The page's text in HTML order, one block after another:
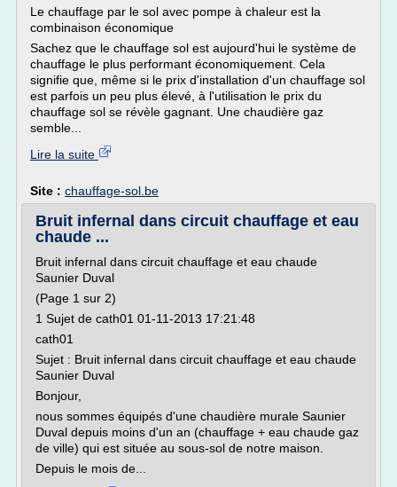
Le chauffage par le sol avec pompe à chaleur est la
combinaison économique
Sachez que le chauffage sol est aujourd'hui le système de
chauffage le plus performant économiquement. Cela
signifie que, même si le prix d'installation d'un chauffage sol
est parfois un peu plus élevé, à l'utilisation le prix du
chauffage sol se révèle gagnant. Une chaudière gaz
semble...
Lire la suite
Site : chauffage-sol.be
Bruit infernal dans circuit chauffage et eau
chaude ...
Bruit infernal dans circuit chauffage et eau chaude
Saunier Duval
(Page 1 sur 2)
1 Sujet de cath01 01-11-2013 17:21:48
cath01
Sujet : Bruit infernal dans circuit chauffage et eau chaude
Saunier Duval
Bonjour,
nous sommes équipés d'une chaudière murale Saunier
Duval depuis moins d'un an (chauffage + eau chaude gaz
de ville) qui est située au sous-sol de notre maison.
Depuis le mois de...